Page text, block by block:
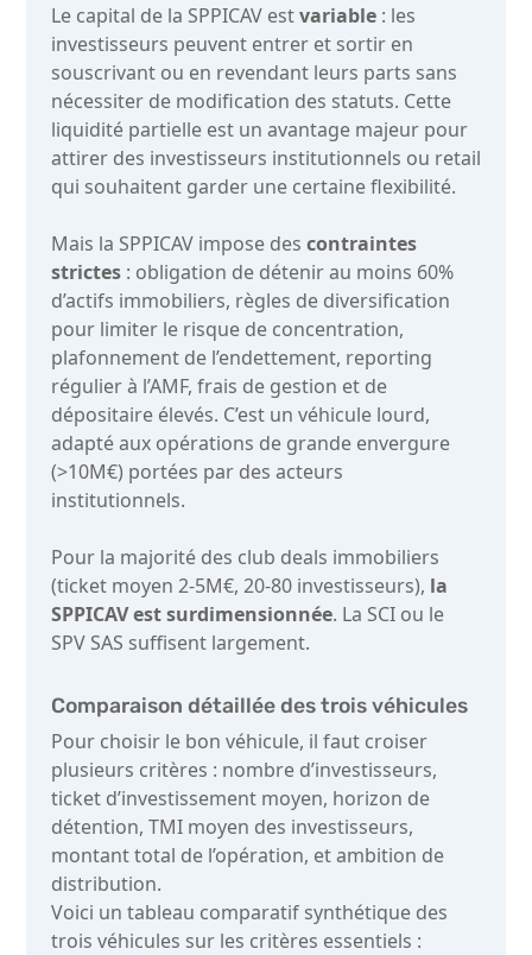
Le capital de la SPPICAV estvariable: les
investisseurs peuvent entrer et sortir en
souscrivant ou en revendant leurs parts sans
nécessiter de modification des statuts. Cette
liquidité partielle est un avantage majeur pour
attirer des investisseurs institutionnels ou retail
qui souhaitent garder une certaine flexibilité.
Mais la SPPICAV impose des contraintes
strictes: obligation de détenir au moins 60%
d’actifs immobiliers, règles de diversification
pour limiter le risque de concentration,
plafonnement de l’endettement, reporting
régulier à l’AMF, frais de gestion et de
dépositaire élevés. C’est un véhicule lourd,
adapté aux opérations de grande envergure
(>10M€) portées par des acteurs
institutionnels.
Pour la majorité des club deals immobiliers
(ticket moyen 2-5M€, 20-80 investisseurs), la
SPPICAV est surdimensionnée. La SCI ou le
SPV SAS suffisent largement.
Comparaison détaillée des trois véhicules
Pour choisir le bon véhicule, il faut croiser
plusieurs critères : nombre d’investisseurs,
ticket d’investissement moyen, horizon de
détention, TMI moyen des investisseurs,
montant total de l’opération, et ambition de
distribution.
Voici un tableau comparatif synthétique des
trois véhicules sur les critères essentiels :